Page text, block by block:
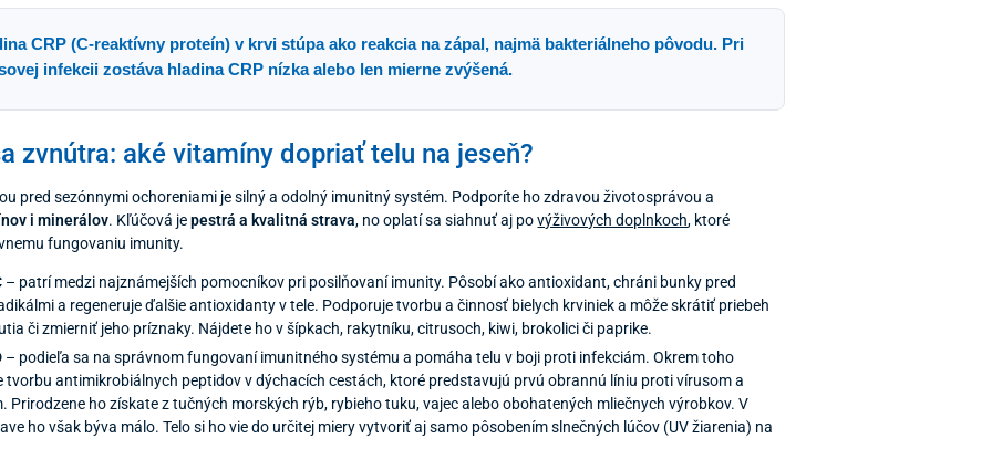
CRP (C-reaktívny proteín) v krvi stúpa ako reakcia na zápal, najmä bakteriálneho pôvodu. Pri
infekcii zostáva hladina CRP nízka alebo len mierne zvýšená.
zvnútra: aké vitamíny dopriať telu na jeseň?
pred sezónnymi ochoreniami je silný a odolný imunitný systém. Podporíte ho zdravou životosprávou a
i minerálov. Kľúčová jepestrá a kvalitná strava, no oplatí sa siahnuť aj povýživových doplnkoch, ktoré
fungovaniu imunity.
– patrí medzi najznámejších pomocníkov pri posilňovaní imunity. Pôsobí ako antioxidant, chráni bunky pred
a regeneruje ďalšie antioxidanty v tele. Podporuje tvorbu a činnosť bielych krviniek a môže skrátiť priebeh
či zmierniť jeho príznaky. Nájdete ho v šípkach, rakytníku, citrusoch, kiwi, brokolici či paprike.
– podieľa sa na správnom fungovaní imunitného systému a pomáha telu v boji proti infekciám. Okrem toho
tvorbu antimikrobiálnych peptidov v dýchacích cestách, ktoré predstavujú prvú obrannú líniu proti vírusom a
Prirodzene ho získate z tučných morských rýb, rybieho tuku, vajec alebo obohatených mliečnych výrobkov. V
ho však býva málo. Telo si ho vie do určitej miery vytvoriť aj samo pôsobením slnečných lúčov (UV žiarenia) na